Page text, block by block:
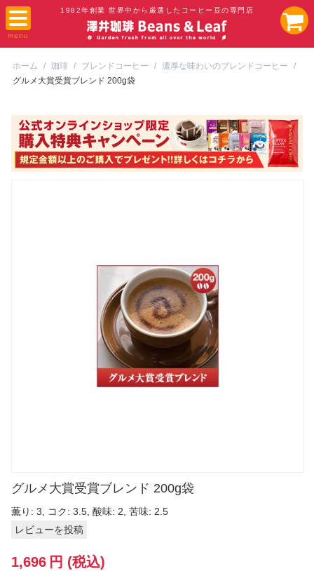
1982年創業 世界中から厳選したコーヒー豆の専門店
ホーム / 珈琲 / ブレンドコーヒー / 濃厚な味わいのブレンドコーヒー
/
グルメ大賞受賞ブレンド 200g袋
グルメ大賞受賞ブレンド 200g袋
薫り: 3, コク: 3.5, 酸味: 2, 苦味: 2.5
レビューを投稿
1,696 円 (税込)